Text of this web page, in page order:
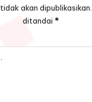
akan dipublikasikan.
ditandai *